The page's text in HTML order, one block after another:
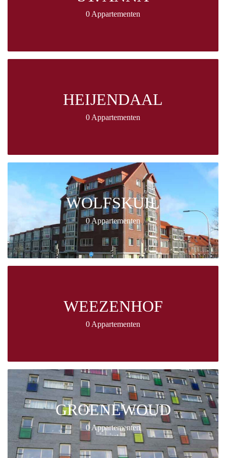
0 Appartementen
HEIJENDAAL
0 Appartementen
WOLFSKUIL
0 Appartementen
WEEZENHOF
0 Appartementen
GROENEWOUD
0 Appartementen